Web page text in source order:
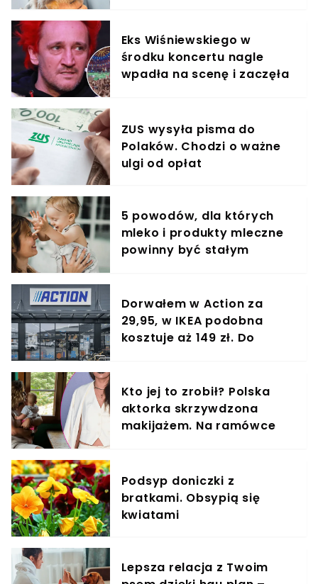
Eks Wiśniewskiego w
środku koncertu nagle
wpadła na scenę i zaczęła
ZUS wysyła pisma do
Polaków. Chodzi o ważne
ulgi od opłat
5 powodów, dla których
mleko i produkty mleczne
powinny być stałym
Dorwałem w Action za
29,95, w IKEA podobna
kosztuje aż 149 zł. Do
Kto jej to zrobił? Polska
aktorka skrzywdzona
makijażem. Na ramówce
Podsyp doniczki z
bratkami. Obsypią się
kwiatami
Lepsza relacja z Twoim